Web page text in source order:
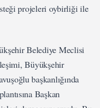
projeleri oybirliği ile
Belediye Meclisi
Büyükşehir
başkanlığında
Başkan